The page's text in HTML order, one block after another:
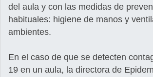
del aula y con las medidas de
habituales: higiene de manos y
ambientes.
En el caso de que se detecten
19 en un aula, la directora de